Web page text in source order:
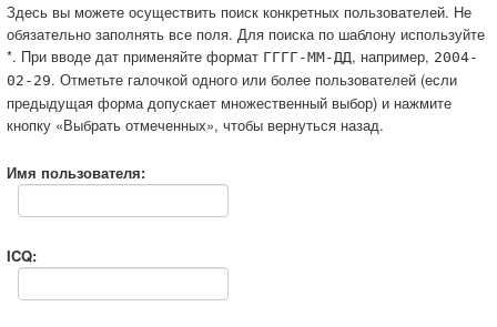
Вход
Здесь вы можете осуществить поиск конкретных пользователей. Не
обязательно заполнять все поля. Для поиска по шаблону используйте
*. При вводе дат применяйте формат ГГГГ-ММ-ДД, например, 2004-
02-29. Отметьте галочкой одного или более пользователей (если
предыдущая форма допускает множественный выбор) и нажмите
кнопку «Выбрать отмеченных», чтобы вернуться назад.
Имя пользователя:
ICQ: